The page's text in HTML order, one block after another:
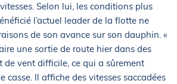
Selon lui, les conditions plus
l’actuel leader de la flotte ne
de son avance sur son dauphin. «
une sortie de route hier dans des
de vent difficile, ce qui a sûrement
casse. Il affiche des vitesses saccadées